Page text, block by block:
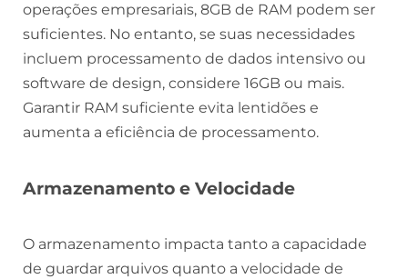
operações empresariais, 8GB de RAM podem ser
suficientes. No entanto, se suas necessidades
incluem processamento de dados intensivo ou
software de design, considere 16GB ou mais.
Garantir RAM suficiente evita lentidões e
aumenta a eficiência de processamento.
Armazenamento e Velocidade
O armazenamento impacta tanto a capacidade
de guardar arquivos quanto a velocidade de